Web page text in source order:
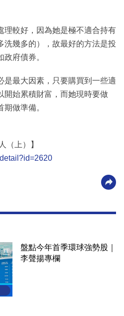
理較好，因為她是極不適合持有
洗幾多的），故最好的方法是投
府債券。
是最大因素，只要購買到一些適
開始累積財富，而她現時要做
做準備。
（上）】
盤點今年首季環球強勢股｜
李聲揚專欄